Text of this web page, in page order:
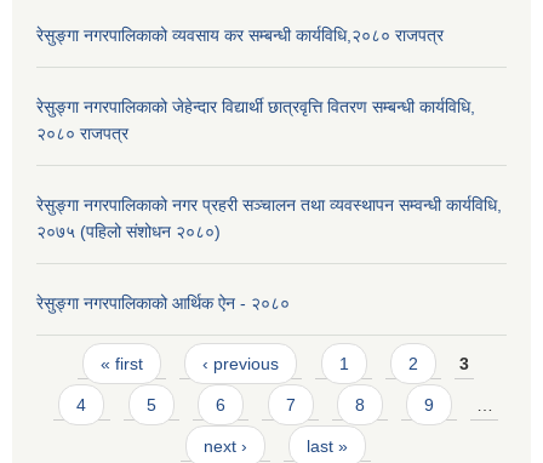
रेसुङ्गा नगरपालिकाको व्यवसाय कर सम्बन्धी कार्यविधि,२०८० राजपत्र
रेसुङ्गा नगरपालिकाको जेहेन्दार विद्यार्थी छात्रवृत्ति वितरण सम्बन्धी कार्यविधि,
२०८० राजपत्र
रेसुङ्गा नगरपालिकाको नगर प्रहरी सञ्चालन तथा व्यवस्थापन सम्वन्धी कार्यविधि,
२०७५ (पहिलो संशोधन २०८०)
रेसुङ्गा नगरपालिकाको आर्थिक ऐन - २०८०
Pages
« first ‹ previous 1 2 3
4 5 6 7 8 9
next › last »